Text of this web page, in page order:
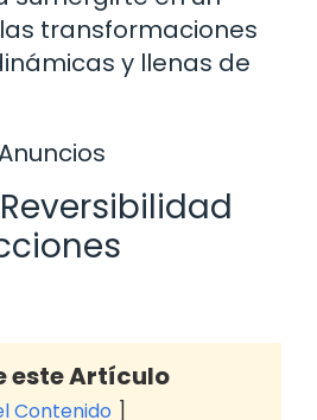
transformaciones
y llenas de
este Artículo
Contenido